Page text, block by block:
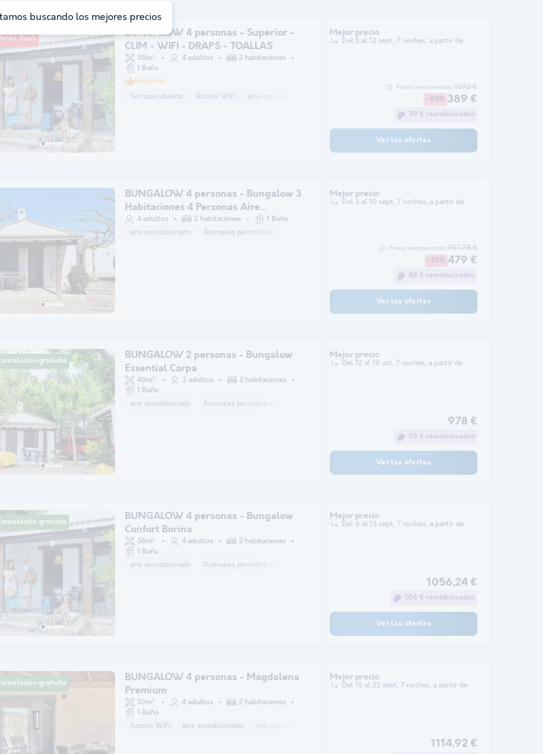
flash
BUNGALOW 4 personas - Superior -
CLIM - WIFI - DRAPS - TOALLAS
35m² 4 adultos
2 habitaciones
1 Baño
Exclusivo
Terraza cubierta Acceso WiFi aire acondicionado cafetera refrigerador
Mejor precio
Del 5 al 12 sept, 7 noches, a partir de
Precio recomendado:1072 €
-63% 389 €
39 € reembolsados
Ver las ofertas
BUNGALOW 4 personas - Bungalow 3
Habitaciones 4 Personas Aire
Acondicionado
4 adultos 2 habitaciones 1 Baño
aire acondicionado Animales permitidos *
Mejor precio
Del 3 al 10 sept, 7 noches, a partir de
Precio recomendado:707,78 €
-32% 479 €
48 € reembolsados
Ver las ofertas
gratuita
BUNGALOW 2 personas - Bungalow
Essential Carpa
40m² 2 adultos
2 habitaciones
1 Baño
aire acondicionado Animales permitidos *
Mejor precio
Del 12 al 19 oct, 7 noches, a partir de
978 €
98 € reembolsados
Ver las ofertas
gratuita
BUNGALOW 4 personas - Bungalow
Confort Borina
38m² 4 adultos
2 habitaciones
1 Baño
aire acondicionado Animales permitidos *
Mejor precio
Del 6 al 13 sept, 7 noches, a partir de
1056,24 €
106 € reembolsados
Ver las ofertas
gratuita
BUNGALOW 4 personas - Magdalena
Premium
33m² 4 adultos
2 habitaciones
1 Baño
Acceso WiFi aire acondicionado refrigerador
Mejor precio
Del 15 al 22 sept, 7 noches, a partir de
1114,92 €
buscando los mejores precios